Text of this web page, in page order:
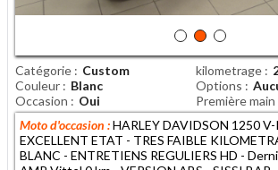
Catégorie Custom kilometrage
Couleur
Blanc Options
Occasion
Oui Première main
Moto d'occasion :HARLEY DAVIDSON 1250 V-
EXCELLENT ETAT - TRES FAIBLE
BLANC - ENTRETIENS REGULIERS HD -